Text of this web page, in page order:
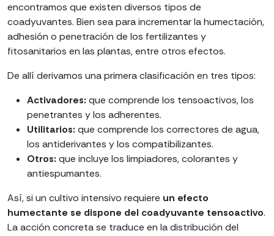
encontramos que existen diversos tipos de
coadyuvantes. Bien sea para incrementar la humectación,
adhesión o penetración de los fertilizantes y
fitosanitarios en las plantas, entre otros efectos.
De allí derivamos una primera clasificación en tres tipos:
Activadores: que comprende los tensoactivos, los
penetrantes y los adherentes.
Utilitarios: que comprende los correctores de agua,
los antiderivantes y los compatibilizantes.
Otros: que incluye los limpiadores, colorantes y
antiespumantes.
Así, si un cultivo intensivo requiere un efecto
humectante se dispone del coadyuvante tensoactivo.
La acción concreta se traduce en la distribución del